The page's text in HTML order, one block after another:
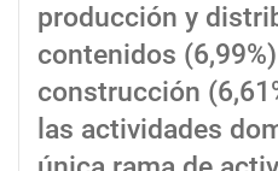
producción y
contenidos
construcción
las actividades